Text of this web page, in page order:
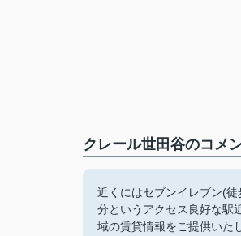
クレール世田谷のコメ
近くにはセブンイレブン(
分というアクセス良好な駅
域の賃貸情報をご提供いた